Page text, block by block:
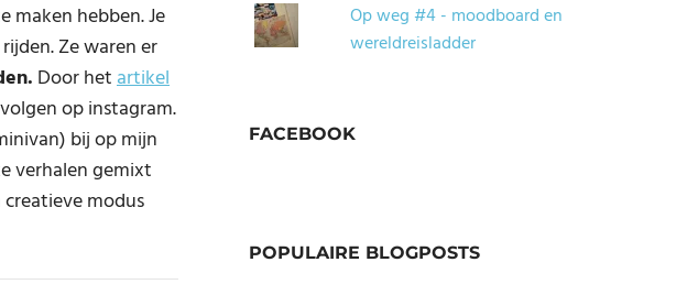
maken hebben. Je
Ze waren er
Door hetartikel
op instagram.
bij op mijn
verhalen gemixt
modus
Op weg #4 - moodboard en
wereldreisladder
FACEBOOK
POPULAIRE BLOGPOSTS